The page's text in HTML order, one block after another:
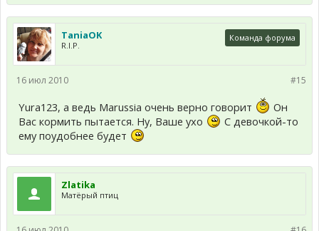
TaniaOK
R.I.P.
Команда форума
#15
16 июл 2010
Yura123, а ведь Marussia очень верно говорит
Он
Вас кормить пытается. Ну, Ваше ухо
С девочкой-то
ему поудобнее будет
Zlatika
Матёрый птиц